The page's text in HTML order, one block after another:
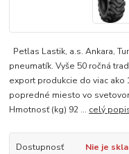
Petlas Lastik, a.s. Ankara,
pneumatík. Vyše 50 ročná
export produkcie do viac ako
popredné miesto vo
Hmotnosť (kg) 92 ... celý
Dostupnosť Nie je